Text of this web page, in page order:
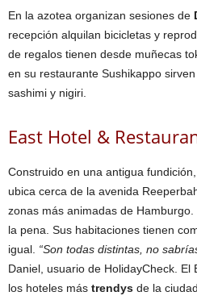
En la azotea organizan sesiones de
recepción alquilan bicicletas y
de regalos tienen desde muñecas
en su restaurante Sushikappo
sashimi y nigiri.
East Hotel &
Construido en una antigua
ubica cerca de la avenida
zonas más animadas de Hamburgo.
la pena. Sus habitaciones tienen
igual. “Son todas distintas, no
Daniel, usuario de HolidayCheck. El
los hoteles más trendys de la